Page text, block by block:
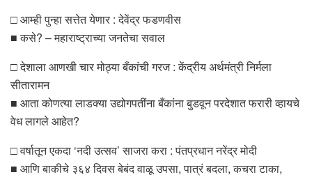
□ आम्ही पुन्हा सत्तेत येणार : देवेंद्र फडणवीस
■ कसे? – महाराष्ट्राच्या जनतेचा सवाल
□ देशाला आणखी चार मोठ्या बँकांची गरज : केंद्रीय अर्थमंत्री निर्मला
सीतारामन
■ आता कोणत्या लाडक्या उद्योगपतींना बँकांना बुडवून परदेशात फरारी व्हायचे
वेध लागले आहेत?
□ वर्षातून एकदा ‘नदी उत्सव’ साजरा करा : पंतप्रधान नरेंद्र मोदी
■ आणि बाकीचे ३६४ दिवस बेबंद वाळू उपसा, पात्रं बदला, कचरा टाका,